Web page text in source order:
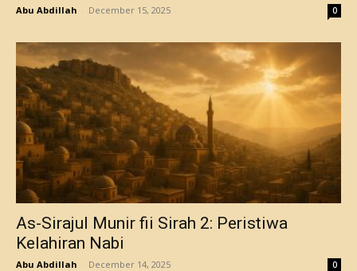
Abu Abdillah - December 15, 2025 0
As-Sirajul Munir fii Sirah 2: Peristiwa
Kelahiran Nabi
Abu Abdillah - December 14, 2025 0